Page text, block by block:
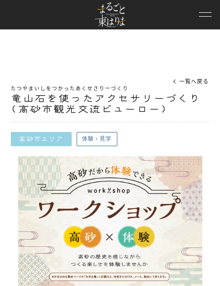
イベント
パンフレット
兵庫DC特設
協議会概要
お問い合わせ
プライバシー・ポリシー
たつやまいしをつかったあくせさりーづくり
竜山石を使ったアクセサリーづくり
(高砂市観光交流ビューロー)
一覧へ戻る
高砂市エリア 体験・見学